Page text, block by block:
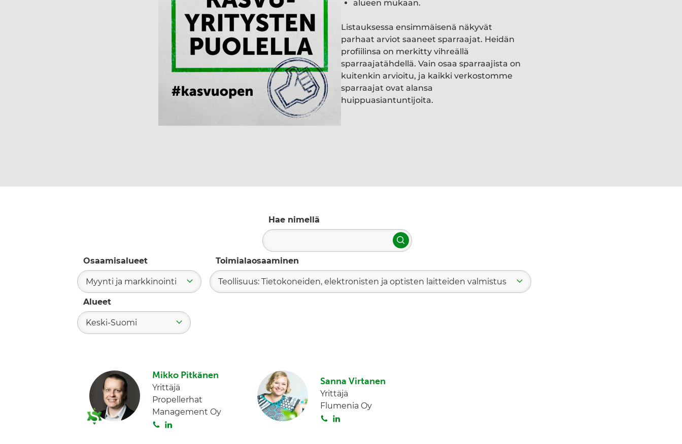
alueen mukaan.
Listauksessa ensimmäisenä näkyvät
parhaat arviot saaneet sparraajat. Heidän
profiilinsa on merkitty vihreällä
sparraajatähdellä. Vain osaa sparraajista on
kuitenkin arvioitu, ja kaikki verkostomme
sparraajat ovat alansa
huippuasiantuntijoita.
Hae nimellä
Hae
Osaamisalueet
Myynti ja markkinointi
Toimialaosaaminen
Teollisuus: Tietokoneiden, elektronisten ja optisten laitteiden valmistus
Alueet
Keski-Suomi
Mikko Pitkänen
Yrittäjä
Propellerhat
Management Oy
S
Sanna Virtanen
Yrittäjä
Flumenia Oy
S L